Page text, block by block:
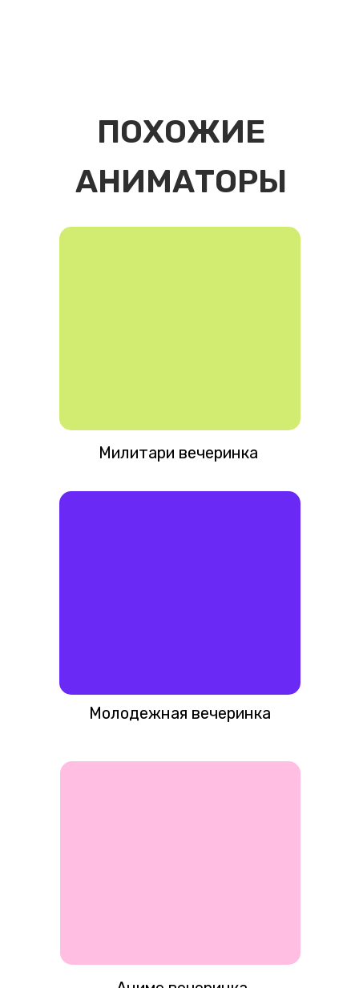
ПОХОЖИЕ
АНИМАТОРЫ
Милитари вечеринка
Молодежная вечеринка